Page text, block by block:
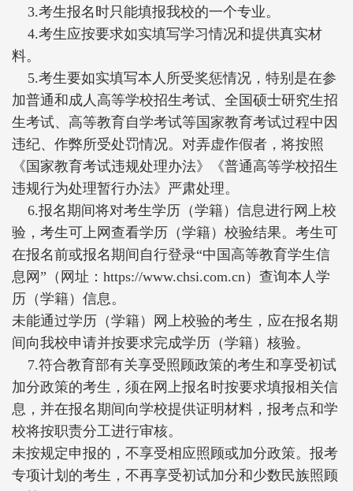
3.考生报名时只能填报我校的一个专业。
4.考生应按要求如实填写学习情况和提供真实材
料。
5.考生要如实填写本人所受奖惩情况，特别是在参
加普通和成人高等学校招生考试、全国硕士研究生招
生考试、高等教育自学考试等国家教育考试过程中因
违纪、作弊所受处罚情况。对弄虚作假者，将按照
《国家教育考试违规处理办法》《普通高等学校招生
违规行为处理暂行办法》严肃处理。
6.报名期间将对考生学历（学籍）信息进行网上校
验，考生可上网查看学历（学籍）校验结果。考生可
在报名前或报名期间自行登录“中国高等教育学生信
息网”（网址：https://www.chsi.com.cn）查询本人学
历（学籍）信息。
未能通过学历（学籍）网上校验的考生，应在报名期
间向我校申请并按要求完成学历（学籍）核验。
7.符合教育部有关享受照顾政策的考生和享受初试
加分政策的考生，须在网上报名时按要求填报相关信
息，并在报名期间向学校提供证明材料，报考点和学
校将按职责分工进行审核。
未按规定申报的，不享受相应照顾或加分政策。报考
专项计划的考生，不再享受初试加分和少数民族照顾